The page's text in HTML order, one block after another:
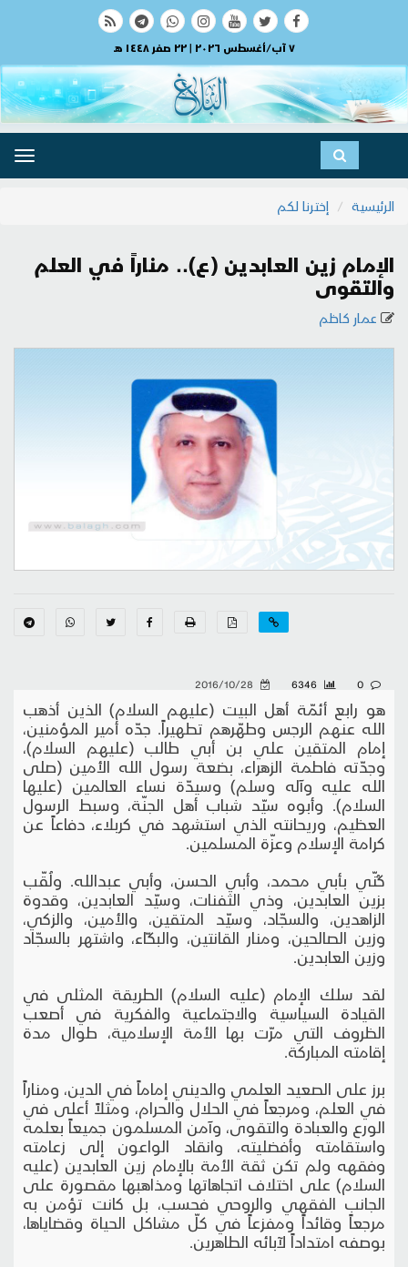
٧ آب/أغسطس ٢٠٢٦ | ٢٢ صفر ١٤٤٨ هـ
الرئيسية
إخترنا لكم
الإمام زين العابدين (ع).. مناراً في العلم
والتقوى
عمار كاظم
هو رابع أئمّة أهل البيت (عليهم السلام) الذين أذهب
الله عنهم الرجس وطهّرهم تطهيراً. جدّه أمير المؤمنين،
إمام المتقين علي بن أبي طالب (عليهم السلام)،
وجدّته فاطمة الزهراء، بضعة رسول الله الأمين (صلى
الله عليه وآله وسلم) وسيدّة نساء العالمين (عليها
السلام). وأبوه سيّد شباب أهل الجنّة، وسبط الرسول
العظيم، وريحانته الذي استشهد في كربلاء، دفاعاً عن
كرامة الإسلام وعزّة المسلمين.
كُنّي بأبي محمد، وأبي الحسن، وأبي عبدالله. ولُقّب
بزين العابدين، وذي الثفنات، وسيّد العابدين، وقدوة
الزاهدين، والسجّاد، وسيّد المتقين، والأمين، والزكي،
وزين الصالحين، ومنار القانتين، والبكّاء، واشتهر بالسجّاد
وزين العابدين.
لقد سلك الإمام (عليه السلام) الطريقة المثلى في
القيادة السياسية والاجتماعية والفكرية في أصعب
الظروف التي مرّت بها الأمة الإسلامية، طوال مدة
إقامته المباركة.
برز على الصعيد العلمي والديني إماماً في الدين، ومناراً
في العلم، ومرجعاً في الحلال والحرام، ومثلاً أعلى في
الورع والعبادة والتقوى، وآمن المسلمون جميعاً بعلمه
واستقامته وأفضليته، وانقاد الواعون إلى زعامته
وفقهه ولم تكن ثقة الأمة بالإمام زين العابدين (عليه
السلام) على اختلاف اتجاهاتها ومذاهبها مقصورة على
الجانب الفقهي والروحي فحسب، بل كانت تؤمن به
مرجعاً وقائداً ومفزعاً في كلّ مشاكل الحياة وقضاياها،
بوصفه امتداداً لآبائه الطاهرين.